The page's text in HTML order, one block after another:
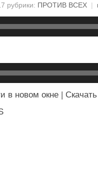
рубрики: ПРОТИВ ВСЕХ |
в новом окне | Скачать